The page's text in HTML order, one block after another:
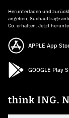
Herunterladen und
angeben, Suchaufträge
Co. erhalten. Jetzt
APPLE App
GOOGLE Play
think ING.